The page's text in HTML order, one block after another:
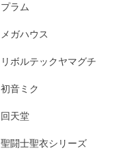
プラム
メガハウス
リボルテックヤマグチ
初音ミク
回天堂
聖闘士聖衣シリーズ